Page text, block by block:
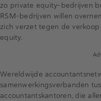
zo private equity-bedrijven
RSM-bedrijven willen
zich verzet tegen de
equity.
Wereldwijde
samenwerkingsverbanden
accountantskantoren, die